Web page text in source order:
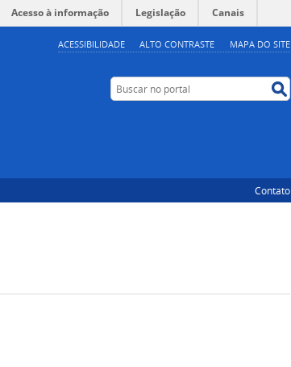
ACESSIBILIDADE ALTO CONTRASTE MAPA DO SITE
Acesso à informação Legislação Canais
Buscar no portal
Contato